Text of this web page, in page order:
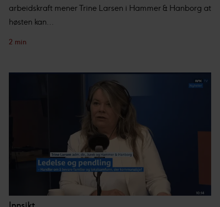
arbeidskraft mener Trine Larsen i Hammer & Hanborg at
høsten kan...
2 min